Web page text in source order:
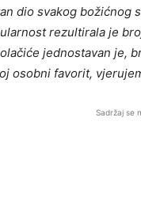
dio svakog božićnog
rezultirala je
jednostavan je,
osobni favorit,
Sadržaj se